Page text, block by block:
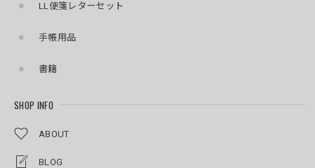
LL便箋レターセット
手帳用品
書籍
SHOP INFO
ABOUT
BLOG